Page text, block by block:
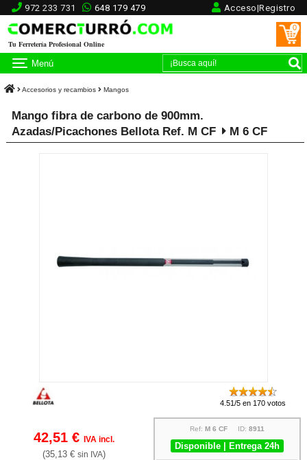
972 233 731 648 179 479 Acceso|Registro
Tu Ferretería Profesional Online
0
Menú
Accesorios y recambios Mangos
Mango fibra de carbono de 900mm.
Azadas/Picachones Bellota Ref. M CF
M 6 CF
4.51/5 en 170 votos
42,51 € IVA incl.
(35,13 € sin IVA)
Ref: M 6 CFID: 8911
Disponible | Entrega 24h